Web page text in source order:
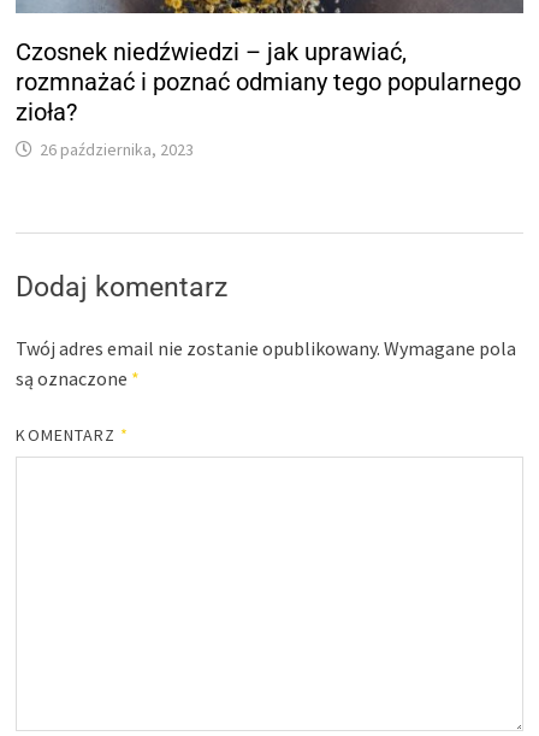
Czosnek niedźwiedzi – jak uprawiać,
rozmnażać i poznać odmiany tego popularnego
zioła?
26 października, 2023
Dodaj komentarz
Twój adres email nie zostanie opublikowany. Wymagane pola
są oznaczone *
KOMENTARZ *